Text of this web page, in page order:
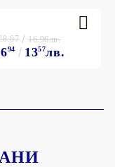
94 1357лв.
16.96лв.